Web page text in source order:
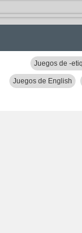
Juegos de -
Juegos de English